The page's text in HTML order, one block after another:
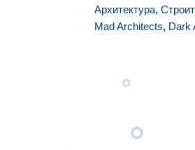
Архитектура,
Mad Architects, Dark